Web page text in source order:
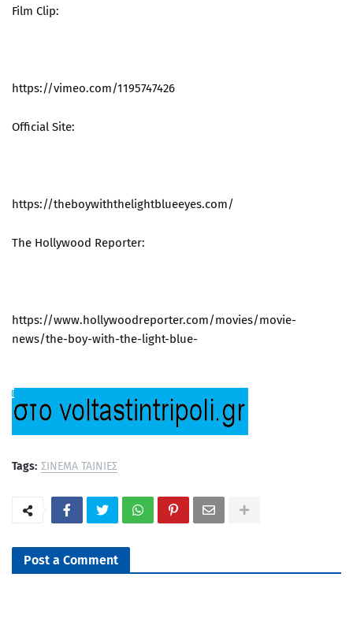
Film Clip:
https://vimeo.com/1195747426
Official Site:
https://theboywiththelightblueeyes.com/
The Hollywood Reporter:
https://www.hollywoodreporter.com/movies/movie-
news/the-boy-with-the-light-blue-
Tags: ΣΙΝΕΜΑ ΤΑΙΝΙΕΣ
Post a Comment